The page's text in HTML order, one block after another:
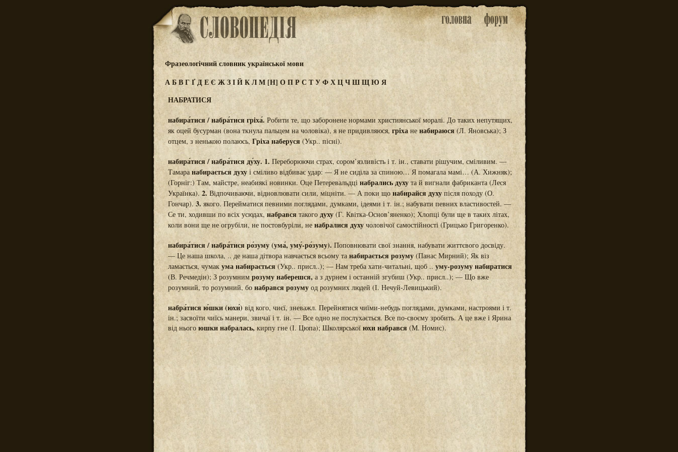
Фразеологічний словник української мови
АБВГҐДЕЄ ЖЗІЙКЛМ [Н] ОПРС ТУФХЦЧШЩЮ Я
НАБРАТИСЯ
набира́тися / набра́тися гріха́. Робити те, що заборонене нормами християнської моралі. До таких непутящих,
як оцей бусурман (вона ткнула пальцем на чоловіка), я не придивляюся,гріха не набираюся (Л. Яновська); З
отцем, з ненькою полаюсь, Гріха наберуся (Укр.. пісні).
набира́тися / набра́тися ду́ху. 1. Переборюючи страх, сором’язливість і т. ін., ставати рішучим, сміливим. —
Тамара набирається духу і сміливо відбиває удар: — Я не сиділа за спиною… Я помагала мамі… (А. Хижняк);
(Горніг:) Там, майстре, неабиякі новинки. Оце Петеревальдці набрались духу та й вигнали фабриканта (Леся
Українка). 2. Відпочиваючи, відновлювати сили, міцніти. — А поки що набирайся духупісля походу (О.
Гончар). 3. якого. Перейматися певними поглядами, думками, ідеями і т. ін.; набувати певних властивостей. —
Се ти, ходивши по всіх усюдах, набрався такогодуху (Г. Квітка-Основ’яненко); Хлопці були ще в таких літах,
коли вони ще не огрубіли, не постовбуріли, не набралися духу чоловічої самостійності (Грицько Григоренко).
набира́тися / набра́тися ро́зуму (ума́, уму́-ро́зуму). Поповнювати свої знання, набувати життєвого досвіду.
— Це наша школа, .. де наша дітвора навчається всьому та набирається розуму (Панас Мирний); Як віз
ламається, чумак ума набирається(Укр.. присл..); — Нам треба хати-читальні, щоб .. уму-розуму набиратися
(В. Речмедін); З розумнимрозуму наберешся,а з дурнем і останній згубиш (Укр.. присл..); — Що вже
розумний, то розумний, бо набрався розумуод розумних людей (І. Нечуй-Левицький).
набра́тися ю́шки (юхи́) від кого, чиєї, зневажл. Перейнятися чиїми-небудь поглядами, думками, настроями і т.
ін.; засвоїти чиїсь манери, звичаї і т. ін. — Все одно не послухається. Все по-своєму зробить. А це вже і Ярина
від нього юшки набралась, кирпу гне (І. Цюпа); Школярської юхи набрався (М. Номис).